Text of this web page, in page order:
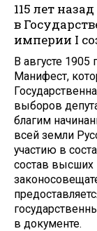
115 лет
в
империи I
В августе 1905
Манифест,
выборов
благим
всей земли
участию в
состав высших
в документе.